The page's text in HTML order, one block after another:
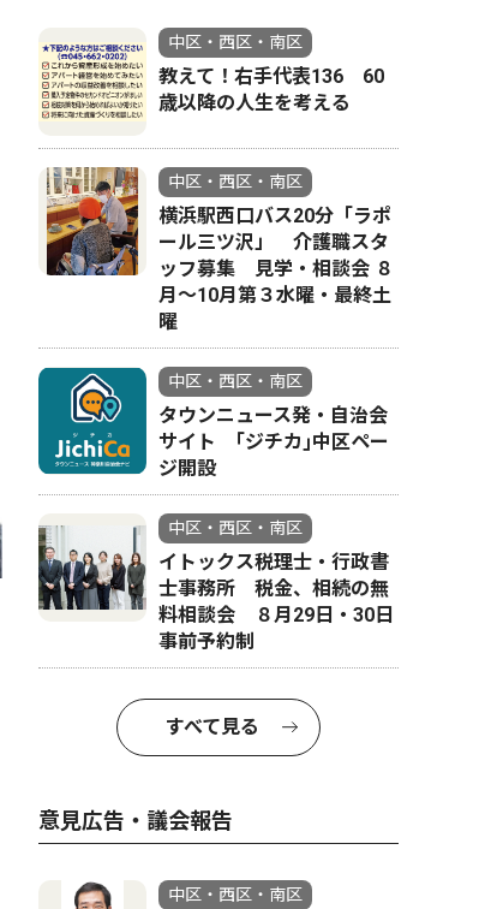
中区・西区・南区
教えて！右手代表136 60
歳以降の人生を考える
中区・西区・南区
横浜駅西口バス20分「ラポ
ール三ツ沢」 介護職スタ
ッフ募集 見学・相談会 ８
月〜10月第３水曜・最終土
曜
中区・西区・南区
タウンニュース発・自治会
サイト ｢ジチカ｣中区ペー
ジ開設
中区・西区・南区
イトックス税理士・行政書
士事務所 税金、相続の無
料相談会 ８月29日・30日
事前予約制
すべて見る
意見広告・議会報告
中区・西区・南区